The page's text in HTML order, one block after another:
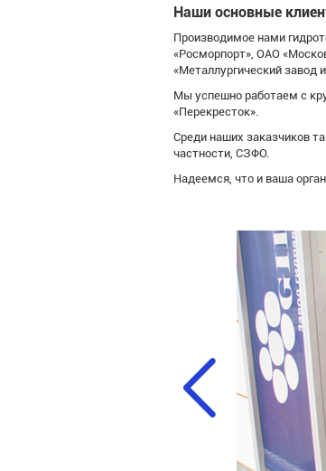
Наши основные
Производимое нами
«Росморпорт», ОАО
«Металлургический
Мы успешно работаем с
«Перекресток».
Среди наших заказчиков
частности, СЗФО.
Надеемся, что и ваша